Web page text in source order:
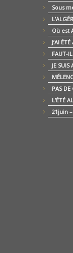
Sous
Où est
J’AI
FAUT-IL
JE
PAS DE
L’ÉTÉ
21juin –